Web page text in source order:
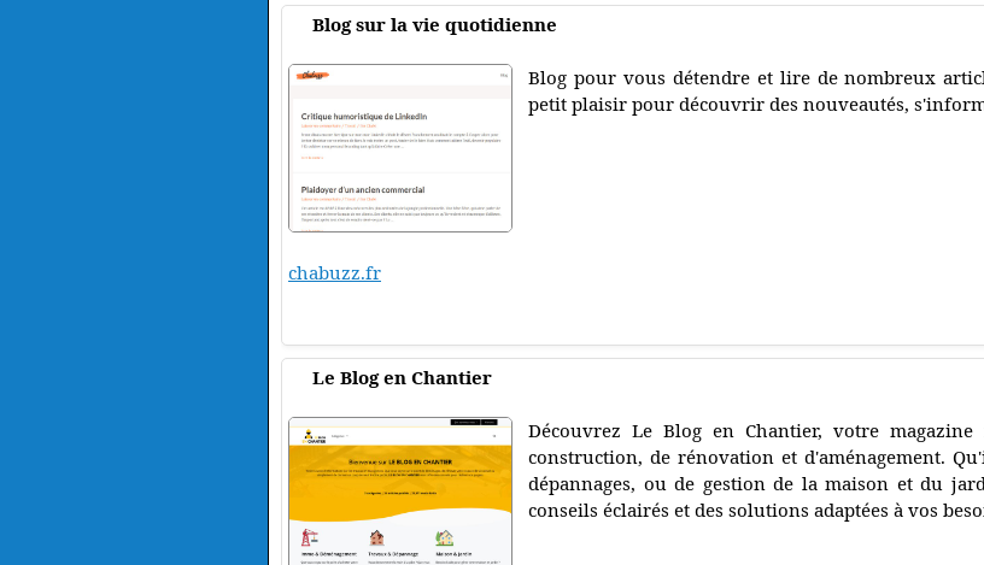
Blog sur la vie quotidienne
Blog pour vous détendre et lire de nombreux
petit plaisir pour découvrir des nouveautés,
chabuzz.fr
Le Blog en Chantier
Découvrez Le Blog en Chantier, votre
construction, de rénovation et d'aménagement.
dépannages, ou de gestion de la maison et du
conseils éclairés et des solutions adaptées à vos